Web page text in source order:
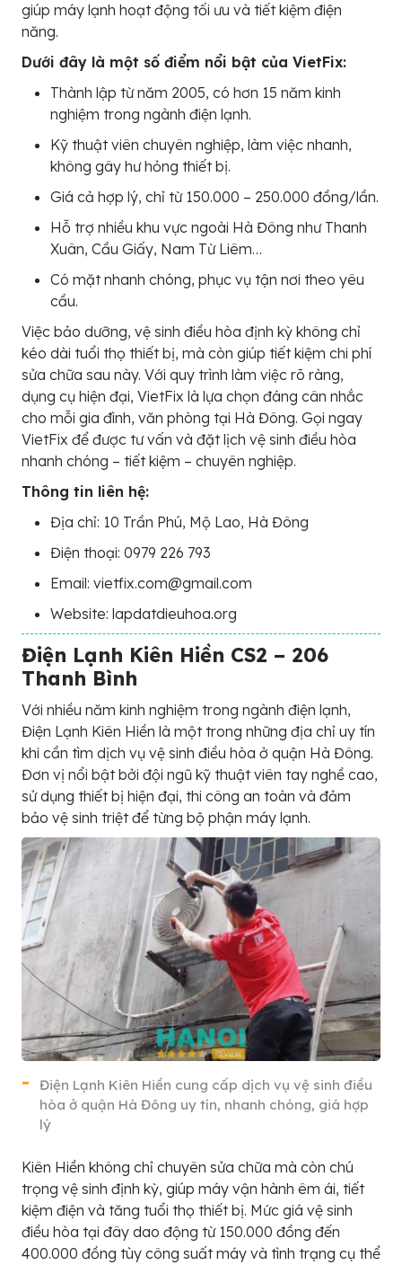
giúp máy lạnh hoạt động tối ưu và tiết kiệm điện
năng.
Dưới đây là một số điểm nổi bật của VietFix:
Thành lập từ năm 2005, có hơn 15 năm kinh
nghiệm trong ngành điện lạnh.
Kỹ thuật viên chuyên nghiệp, làm việc nhanh,
không gây hư hỏng thiết bị.
Giá cả hợp lý, chỉ từ 150.000 – 250.000 đồng/lần.
Hỗ trợ nhiều khu vực ngoài Hà Đông như Thanh
Xuân, Cầu Giấy, Nam Từ Liêm…
Có mặt nhanh chóng, phục vụ tận nơi theo yêu
cầu.
Việc bảo dưỡng, vệ sinh điều hòa định kỳ không chỉ
kéo dài tuổi thọ thiết bị, mà còn giúp tiết kiệm chi phí
sửa chữa sau này. Với quy trình làm việc rõ ràng,
dụng cụ hiện đại, VietFix là lựa chọn đáng cân nhắc
cho mỗi gia đình, văn phòng tại Hà Đông. Gọi ngay
VietFix để được tư vấn và đặt lịch vệ sinh điều hòa
nhanh chóng – tiết kiệm – chuyên nghiệp.
Thông tin liên hệ:
Địa chỉ: 10 Trần Phú, Mộ Lao, Hà Đông
Điện thoại: 0979 226 793
Email: vietfix.com@gmail.com
Website: lapdatdieuhoa.org
Điện Lạnh Kiên Hiền CS2 – 206
Thanh Bình
Với nhiều năm kinh nghiệm trong ngành điện lạnh,
Điện Lạnh Kiên Hiền là một trong những địa chỉ uy tín
khi cần tìm dịch vụ vệ sinh điều hòa ở quận Hà Đông.
Đơn vị nổi bật bởi đội ngũ kỹ thuật viên tay nghề cao,
sử dụng thiết bị hiện đại, thi công an toàn và đảm
bảo vệ sinh triệt để từng bộ phận máy lạnh.
Điện Lạnh Kiên Hiền cung cấp dịch vụ vệ sinh điều
hòa ở quận Hà Đông uy tín, nhanh chóng, giá hợp
lý
Kiên Hiền không chỉ chuyên sửa chữa mà còn chú
trọng vệ sinh định kỳ, giúp máy vận hành êm ái, tiết
kiệm điện và tăng tuổi thọ thiết bị. Mức giá vệ sinh
điều hòa tại đây dao động từ 150.000 đồng đến
400.000 đồng tùy công suất máy và tình trạng cụ thể